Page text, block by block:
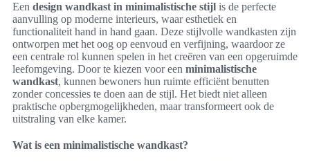
Een design wandkast in minimalistische stijl is de perfecte
aanvulling op moderne interieurs, waar esthetiek en
functionaliteit hand in hand gaan. Deze stijlvolle wandkasten zijn
ontworpen met het oog op eenvoud en verfijning, waardoor ze
een centrale rol kunnen spelen in het creëren van een opgeruimde
leefomgeving. Door te kiezen voor een minimalistische
wandkast, kunnen bewoners hun ruimte efficiënt benutten
zonder concessies te doen aan de stijl. Het biedt niet alleen
praktische opbergmogelijkheden, maar transformeert ook de
uitstraling van elke kamer.
Wat is een minimalistische wandkast?